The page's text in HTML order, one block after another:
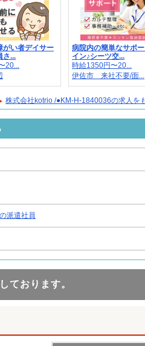
がい者デイサー
さ...
20...
病院内の簡単なサポ
イン♪シーツ交...
時給1350円〜20...
伊佐市 来社不要/面...
株式会社kotrio /●KM-H-1840036の求人を
派遣社員
ております。